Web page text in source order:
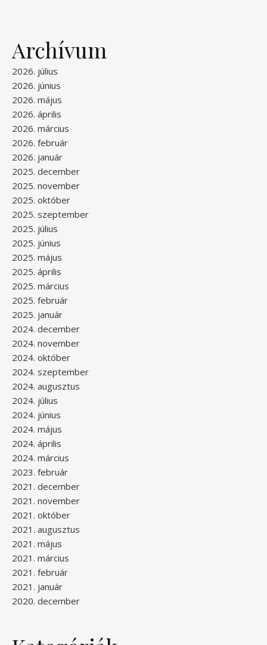
Archívum
2026. július
2026. június
2026. május
2026. április
2026. március
2026. február
2026. január
2025. december
2025. november
2025. október
2025. szeptember
2025. július
2025. június
2025. május
2025. április
2025. március
2025. február
2025. január
2024. december
2024. november
2024. október
2024. szeptember
2024. augusztus
2024. július
2024. június
2024. május
2024. április
2024. március
2023. február
2021. december
2021. november
2021. október
2021. augusztus
2021. május
2021. március
2021. február
2021. január
2020. december